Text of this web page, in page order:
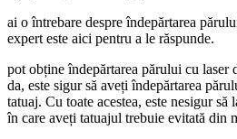
ai o întrebare despre îndepărtarea
expert este aici pentru a le răspunde.
pot obține îndepărtarea părului cu laser
da, este sigur să aveți îndepărtarea
tatuaj. Cu toate acestea, este nesigur să
în care aveți tatuajul trebuie evitată din